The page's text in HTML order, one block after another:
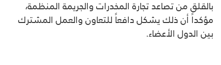
بالقلق من تصاعد تجارة المخدرات والجريمة المنظمة،
مؤكداً أن ذلك يشكل دافعاً للتعاون والعمل المشترك
بين الدول الأعضاء.